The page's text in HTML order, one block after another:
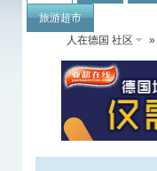
旅游超市
人在德国 社区
»